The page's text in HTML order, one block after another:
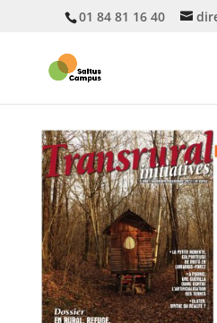
01 84 81 16 40